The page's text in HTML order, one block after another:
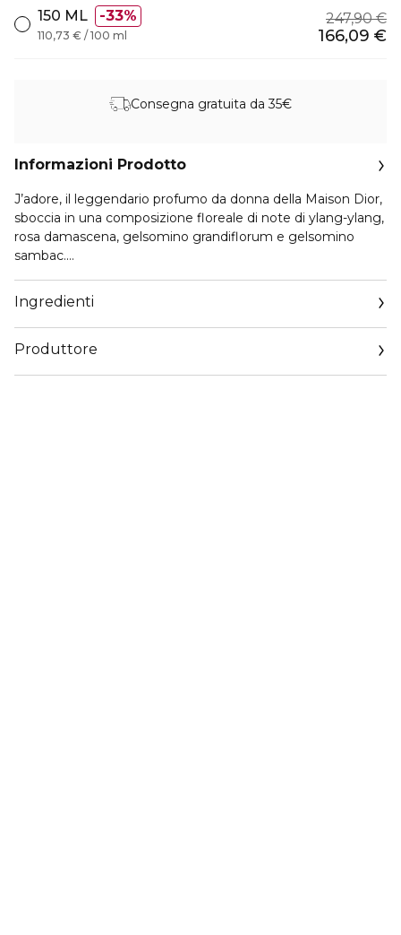
150 ML 33% 247,90 €
166,09 €
110,73 € / 100 ml
Consegna gratuita da 35€
Informazioni Prodotto
J’adore, il leggendario profumo da donna della Maison Dior,
sboccia in una composizione floreale di note di ylang-ylang,
rosa damascena, gelsomino grandiflorum e gelsomino
sambac.
Un bouquet grandioso in cui ogni fiore trova
armonicamente il proprio spazio creando la sensazione di
trovarsi di fronte a un fiore ideale dalle note di volta in volta
sensuali, vellutate, fresche o fruttate.
Ingredienti
Produttore